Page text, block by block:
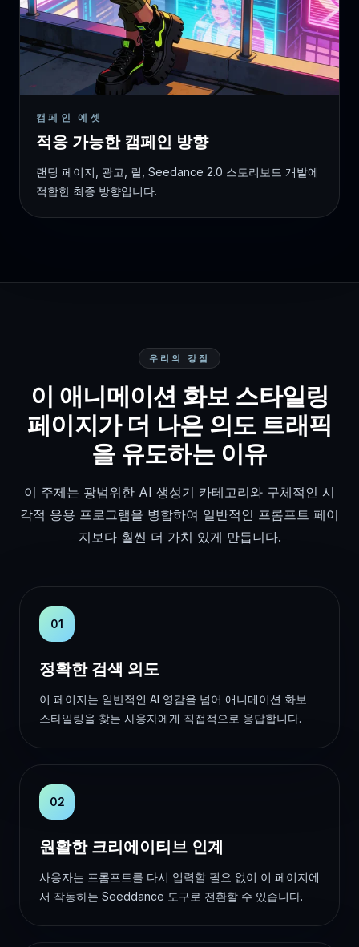
캠페인 에셋
적응 가능한 캠페인 방향
랜딩 페이지, 광고, 릴, Seedance 2.0 스토리보드 개발에
적합한 최종 방향입니다.
우리의 강점
이 애니메이션 화보 스타일링
페이지가 더 나은 의도 트래픽
을 유도하는 이유
이 주제는 광범위한 AI 생성기 카테고리와 구체적인 시
각적 응용 프로그램을 병합하여 일반적인 프롬프트 페이
지보다 훨씬 더 가치 있게 만듭니다.
01
정확한 검색 의도
이 페이지는 일반적인 AI 영감을 넘어 애니메이션 화보
스타일링을 찾는 사용자에게 직접적으로 응답합니다.
02
원활한 크리에이티브 인계
사용자는 프롬프트를 다시 입력할 필요 없이 이 페이지에
서 작동하는 Seeddance 도구로 전환할 수 있습니다.